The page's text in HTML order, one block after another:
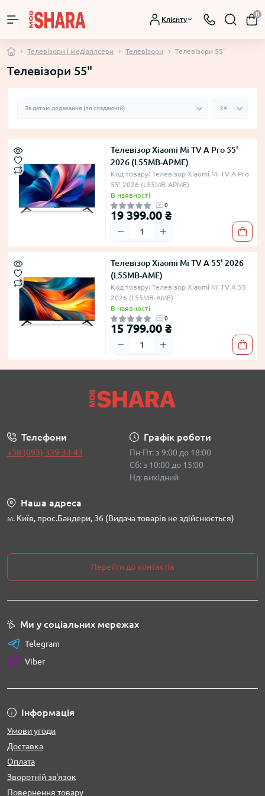
Клієнту
0
Телевізори і медіаплєери Телевізори Телевізори 55"
Телевізори 55"
Телевізор Xiaomi Mi TV A Pro 55'
2026 (L55MB-APME)
Код товару: Телевізор Xiaomi Mi TV A Pro
55' 2026 (L55MB-APME)
В наявності
0
19 399.00 ₴
Телевізор Xiaomi Mi TV A 55' 2026
(L55MB-AME)
Код товару: Телевізор Xiaomi Mi TV A 55'
2026 (L55MB-AME)
В наявності
0
15 799.00 ₴
Телефони
+38 (093) 339-33-43
Графік роботи
Пн-Пт: з 9:00 до 18:00
Сб: з 10:00 до 15:00
Нд: вихідний
Наша адреса
м. Київ, прос.Бандери, 36 (Видача товарів не здійснюється)
Перейти до контактів
Інформація
Умови угоди
Доставка
Оплата
Зворотній зв'язок
Повернення товару
Ми у соціальних мережах
Telegram
Viber